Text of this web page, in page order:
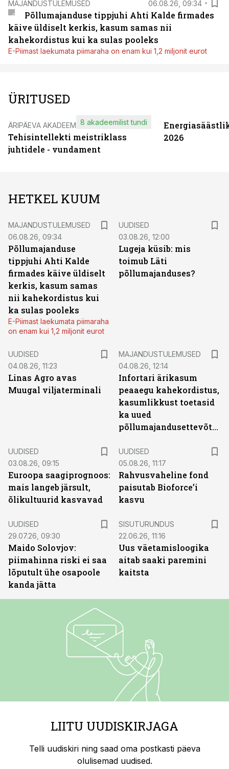
MAJANDUSTULEMUSED 06.08.26, 09:34
Põllumajanduse tippjuhi Ahti Kalde firmades
käive üldiselt kerkis, kasum samas nii
kahekordistus kui ka sulas pooleks
E-Piimast laekumata piimaraha on enam kui 1,2 miljonit eurot
ÜRITUSED
ÄRIPÄEVA AKADEEMIA
Tehisintellekti meistriklass
juhtidele - vundament
8 akadeemilist tundi
2026
HETKEL KUUM
MAJANDUSTULEMUSED
06.08.26, 09:34
Põllumajanduse
tippjuhi Ahti Kalde
firmades käive üldiselt
kerkis, kasum samas
nii kahekordistus kui
ka sulas pooleks
E-Piimast laekumata piimaraha
on enam kui 1,2 miljonit eurot
UUDISED
03.08.26, 12:00
Lugeja küsib: mis
toimub Läti
põllumajanduses?
UUDISED
04.08.26, 11:23
Linas Agro avas
Muugal viljaterminali
MAJANDUSTULEMUSED
04.08.26, 12:14
Infortari ärikasum
peaaegu kahekordistus,
kasumlikkust toetasid
ka uued
põllumajandusettevõtted
UUDISED
03.08.26, 09:15
Euroopa saagiprognoos:
mais langeb järsult,
õlikultuurid kasvavad
UUDISED
05.08.26, 11:17
Rahvusvaheline fond
paisutab Bioforce’i
kasvu
UUDISED
29.07.26, 09:30
Maido Solovjov:
piimahinna riski ei saa
lõputult ühe osapoole
kanda jätta
SISUTURUNDUS
22.06.26, 11:16
Uus väetamisloogika
aitab saaki paremini
kaitsta
LIITU UUDISKIRJAGA
Telli uudiskiri ning saad oma postkasti päeva
olulisemad uudised.